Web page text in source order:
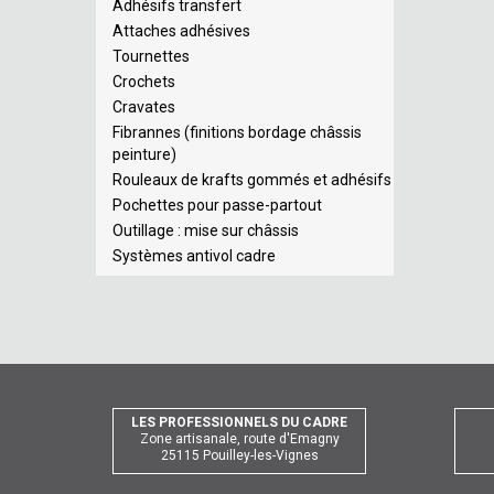
Adhésifs transfert
Attaches adhésives
Tournettes
Crochets
Cravates
Fibrannes (finitions bordage châssis
peinture)
Rouleaux de krafts gommés et adhésifs
Pochettes pour passe-partout
Outillage : mise sur châssis
Systèmes antivol cadre
LES PROFESSIONNELS DU CADRE
Zone artisanale, route d'Emagny
25115 Pouilley-les-Vignes